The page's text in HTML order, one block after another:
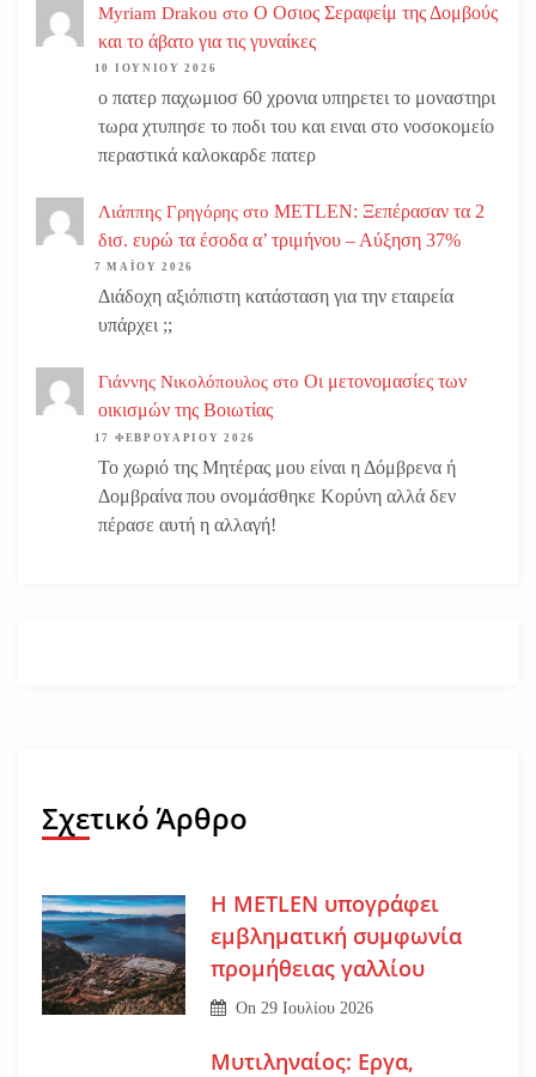
Myriam Drakou στο Ο Οσιος Σεραφείμ της Δομβούς
και το άβατο για τις γυναίκες
10 ΙΟΥΝΊΟΥ 2026
ο πατερ παχωμιοσ 60 χρονια υπηρετει το μοναστηρι
τωρα χτυπησε το ποδι του και ειναι στο νοσοκομείο
περαστικά καλοκαρδε πατερ
Λιάππης Γρηγόρης στο METLEN: Ξεπέρασαν τα 2
δισ. ευρώ τα έσοδα α’ τριμήνου – Αύξηση 37%
7 ΜΑΪ́ΟΥ 2026
Διάδοχη αξιόπιστη κατάσταση για την εταιρεία
υπάρχει ;;
Γιάννης Νικολόπουλος στο Οι μετονομασίες των
οικισμών της Βοιωτίας
17 ΦΕΒΡΟΥΑΡΊΟΥ 2026
Το χωριό της Μητέρας μου είναι η Δόμβρενα ή
Δομβραίνα που ονομάσθηκε Κορύνη αλλά δεν
πέρασε αυτή η αλλαγή!
Σχετικό Άρθρο
Η METLEN υπογράφει
εμβληματική συμφωνία
προμήθειας γαλλίου
On 29 Ιουλίου 2026
Μυτιληναίος: Εργα,